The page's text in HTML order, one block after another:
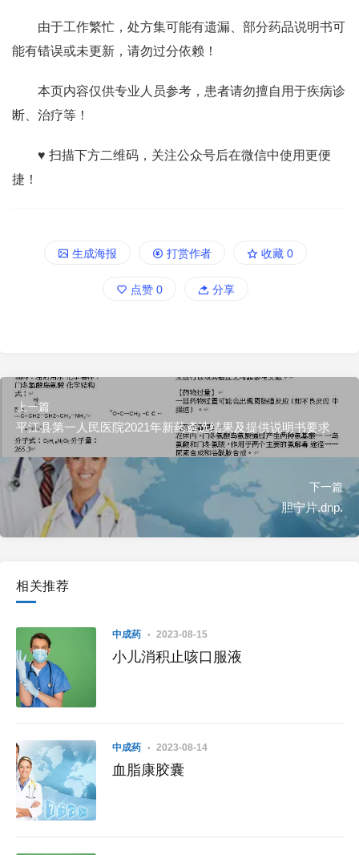
由于工作繁忙，处方集可能有遗漏、部分药品说明书可
能有错误或未更新，请勿过分依赖！
本页内容仅供专业人员参考，患者请勿擅自用于疾病诊
断、治疗等！
♥ 扫描下方二维码，关注公众号后在微信中使用更便
捷！
生成海报 打赏作者 收藏 0
点赞 0 分享
上一篇
平江县第一人民医院2021年新药遴选结果及提供说明书要求
下一篇
胆宁片.dnp.
相关推荐
中成药 2023-08-15
小儿消积止咳口服液
中成药 2023-08-14
血脂康胶囊